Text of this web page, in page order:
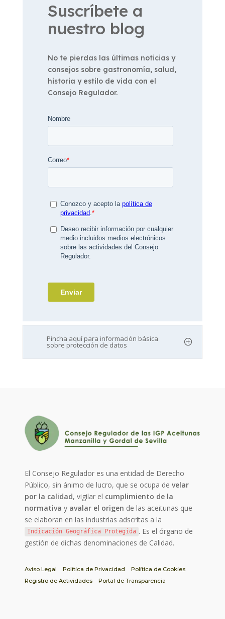
Suscríbete a
nuestro blog
No te pierdas las últimas noticias y
consejos sobre gastronomía, salud,
historia y estilo de vida con el
Consejo Regulador.
Pincha aquí para información básica
sobre protección de datos
El Consejo Regulador es una entidad de Derecho
Público, sin ánimo de lucro, que se ocupa develar
por la calidad, vigilar el cumplimiento de la
normativa y avalar el origen de las aceitunas que
se elaboran en las industrias adscritas a la
Indicación Geográfica Protegida . Es el órgano de
gestión de dichas denominaciones de Calidad.
Aviso Legal Política de Privacidad
Política de Cookies
Registro de Actividades
Portal de Transparencia